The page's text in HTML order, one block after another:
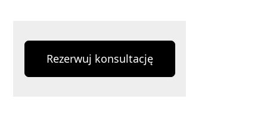
Rezerwuj konsultację